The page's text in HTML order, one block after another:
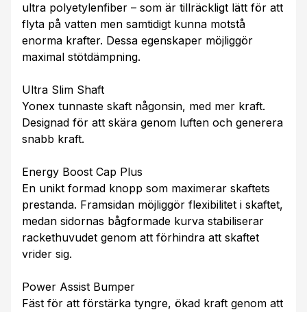
ultra polyetylenfiber – som är tillräckligt lätt för att
flyta på vatten men samtidigt kunna motstå
enorma krafter. Dessa egenskaper möjliggör
maximal stötdämpning.
Ultra Slim Shaft
Yonex tunnaste skaft någonsin, med mer kraft.
Designad för att skära genom luften och generera
snabb kraft.
Energy Boost Cap Plus
En unikt formad knopp som maximerar skaftets
prestanda. Framsidan möjliggör flexibilitet i skaftet,
medan sidornas bågformade kurva stabiliserar
rackethuvudet genom att förhindra att skaftet
vrider sig.
Power Assist Bumper
Fäst för att förstärka tyngre, ökad kraft genom att